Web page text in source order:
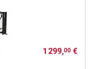
1 299,00€